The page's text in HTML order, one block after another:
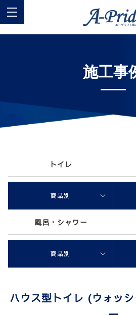
施工事
トイレ
商品別
風呂・シャワー
商品別
ハウス型トイレ (ウォッ